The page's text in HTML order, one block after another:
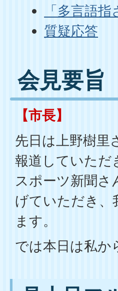
「多言語
質疑応答
会見要旨
【市長】
先日は上野樹里
報道していただ
スポーツ新聞さ
げていただき、
ます。
では本日は私か